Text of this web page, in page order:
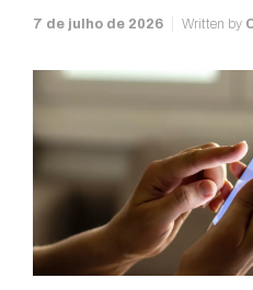
7 de julho de 2026 Written by